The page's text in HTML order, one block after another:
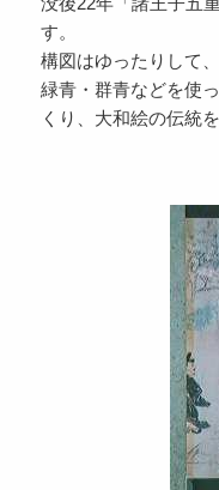
す。
構図はゆったりして
緑青・群青などを使
くり、大和絵の伝統